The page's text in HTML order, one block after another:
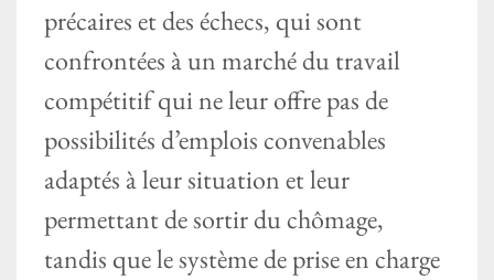
précaires et des échecs, qui sont
confrontées à un marché du travail
compétitif qui ne leur offre pas de
possibilités d’emplois convenables
adaptés à leur situation et leur
permettant de sortir du chômage,
tandis que le système de prise en charge